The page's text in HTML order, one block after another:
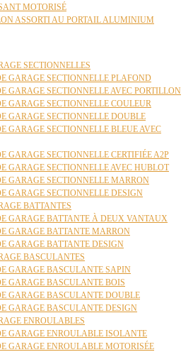
MOTORISÉ
ASSORTI AU PORTAIL ALUMINIUM
SECTIONNELLES
GARAGE SECTIONNELLE PLAFOND
GARAGE SECTIONNELLE AVEC PORTILLON
GARAGE SECTIONNELLE COULEUR
GARAGE SECTIONNELLE DOUBLE
GARAGE SECTIONNELLE BLEUE AVEC
GARAGE SECTIONNELLE CERTIFIÉE A2P
GARAGE SECTIONNELLE AVEC HUBLOT
GARAGE SECTIONNELLE MARRON
GARAGE SECTIONNELLE DESIGN
BATTANTES
GARAGE BATTANTE À DEUX VANTAUX
GARAGE BATTANTE MARRON
GARAGE BATTANTE DESIGN
BASCULANTES
GARAGE BASCULANTE SAPIN
GARAGE BASCULANTE BOIS
GARAGE BASCULANTE DOUBLE
GARAGE BASCULANTE DESIGN
ENROULABLES
GARAGE ENROULABLE ISOLANTE
GARAGE ENROULABLE MOTORISÉE